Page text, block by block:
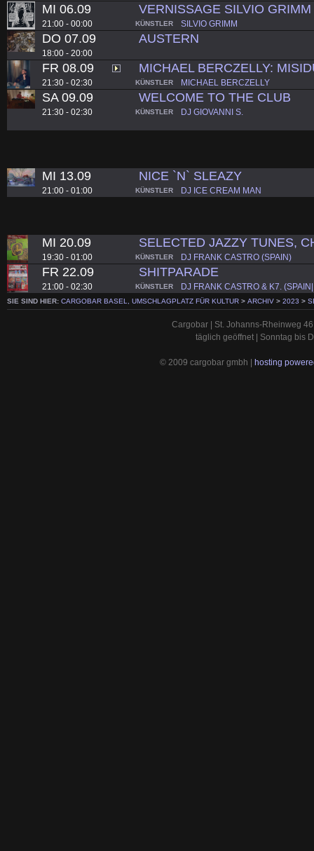
MI 06.09
21:00 - 00:00
VERNISSAGE SILVIO GRIMM
KÜNSTLER SILVIO GRIMM
DO 07.09
18:00 - 20:00
AUSTERN
FR 08.09
21:30 - 02:30
MICHAEL BERCZELLY:
KÜNSTLER MICHAEL BERCZELLY
SA 09.09
21:30 - 02:30
WELCOME TO THE CLUB
KÜNSTLER DJ GIOVANNI S.
MI 13.09
21:00 - 01:00
NICE `N` SLEAZY
KÜNSTLER DJ ICE CREAM MAN
MI 20.09
19:30 - 01:00
SELECTED JAZZY TUNES,
KÜNSTLER DJ FRANK CASTRO (SPAIN)
FR 22.09
21:00 - 02:30
SHITPARADE
KÜNSTLER DJ FRANK CASTRO & K7.
SIE SIND HIER: CARGOBAR BASEL, UMSCHLAGPLATZ FÜR KULTUR > ARCHIV > 2023 >
Cargobar | St. Johanns-Rheinweg
täglich geöffnet | Sonntag bis
© 2009 cargobar gmbh | hosting